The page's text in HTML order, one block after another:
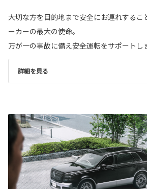
大切な方を目的地まで安全にお連れするこ
ーカーの最大の使命。
万が一の事故に備え安全運転をサポートし
詳細を見る